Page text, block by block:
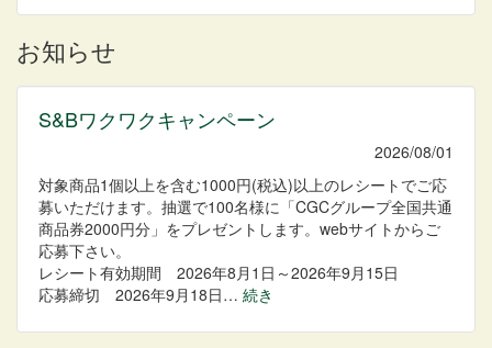
お知らせ
S&Bワクワクキャンペーン
2026/08/01
対象商品1個以上を含む1000円(税込)以上のレシートでご応
募いただけます。抽選で100名様に「CGCグループ全国共通
商品券2000円分」をプレゼントします。webサイトからご
応募下さい。
レシート有効期間 2026年8月1日～2026年9月15日
応募締切 2026年9月18日… 続き